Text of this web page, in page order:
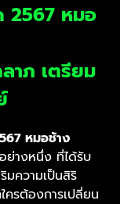
2567 หมอ
าภ เตรียม
หมอช้าง
ย่างหนึ่ง ที่ได้รับ
มความเป็นสิริ
ครต้องการเปลี่ยน